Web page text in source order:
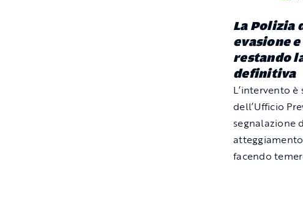
La Polizia
evasione
restando
definitiva
L’intervento
dell’Ufficio
segnalazione
facendo